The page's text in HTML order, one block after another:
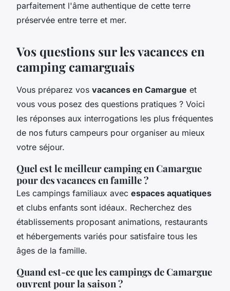
parfaitement l'âme authentique de cette terre
préservée entre terre et mer.
Vos questions sur les vacances en
camping camarguais
Vous préparez vos vacances en Camargue et
vous vous posez des questions pratiques ? Voici
les réponses aux interrogations les plus fréquentes
de nos futurs campeurs pour organiser au mieux
votre séjour.
Quel est le meilleur camping en Camargue
pour des vacances en famille ?
Les campings familiaux avec espaces aquatiques
et clubs enfants sont idéaux. Recherchez des
établissements proposant animations, restaurants
et hébergements variés pour satisfaire tous les
âges de la famille.
Quand est-ce que les campings de Camargue
ouvrent pour la saison ?